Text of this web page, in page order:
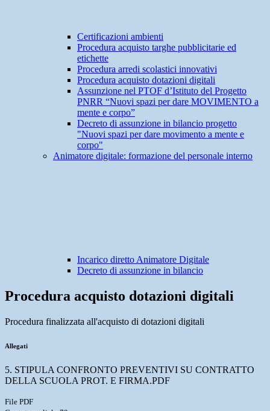
Certificazioni ambienti
Procedura acquisto targhe pubblicitarie ed
etichette
Procedura arredi scolastici innovativi
Procedura acquisto dotazioni digitali
Assunzione nel PTOF d’Istituto del Progetto
PNRR “Nuovi spazi per dare MOVIMENTO a
mente e corpo”
Decreto di assunzione in bilancio progetto
"Nuovi spazi per dare movimento a mente e
corpo"
Animatore digitale: formazione del personale interno
Incarico diretto Animatore Digitale
Decreto di assunzione in bilancio
Procedura acquisto dotazioni digitali
Procedura finalizzata all'acquisto di dotazioni digitali
Allegati
5. STIPULA CONFRONTO PREVENTIVI SU CONTRATTO
DELLA SCUOLA PROT. E FIRMA.PDF
File PDF